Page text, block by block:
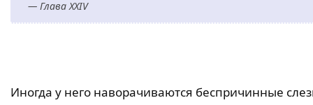
— Глава XXIV
Иногда у него наворачиваются беспричинные